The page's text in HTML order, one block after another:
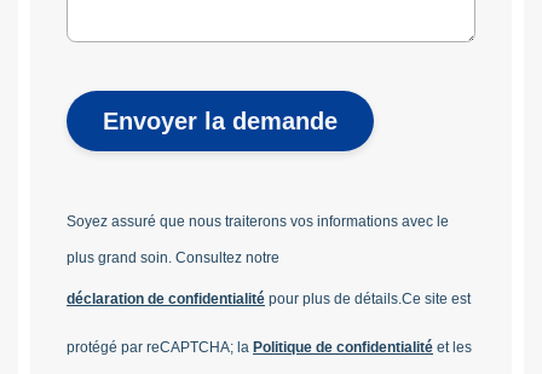
Envoyer la demande
Soyez assuré que nous traiterons vos informations avec le
plus grand soin. Consultez notre
déclaration de confidentialité pour plus de détails.Ce site est
protégé par reCAPTCHA; la Politique de confidentialité et les